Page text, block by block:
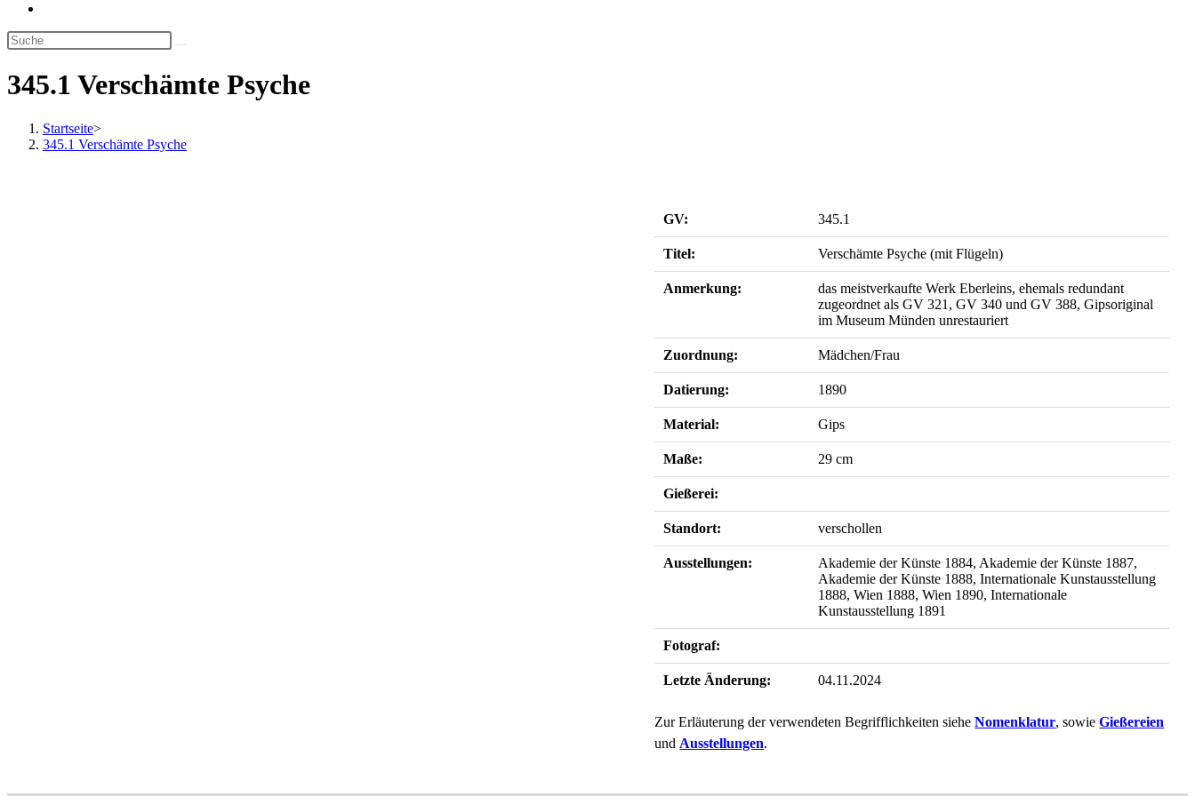
umschalten
345.1 Verschämte Psyche
Startseite>
345.1 Verschämte Psyche
GV: 345.1
Titel: Verschämte Psyche (mit Flügeln)
Anmerkung:
das meistverkaufte Werk Eberleins, ehemals redundant
zugeordnet als GV 321, GV 340 und GV 388, Gipsoriginal
im Museum Münden unrestauriert
Zuordnung: Mädchen/Frau
Datierung: 1890
Material: Gips
Maße: 29 cm
Gießerei:
Standort: verschollen
Ausstellungen:
Akademie der Künste 1884, Akademie der Künste 1887,
Akademie der Künste 1888, Internationale Kunstausstellung
1888, Wien 1888, Wien 1890, Internationale
Kunstausstellung 1891
Fotograf:
Letzte Änderung: 04.11.2024
Zur Erläuterung der verwendeten Begrifflichkeiten sieheNomenklatur, sowieGießereien
und Ausstellungen.